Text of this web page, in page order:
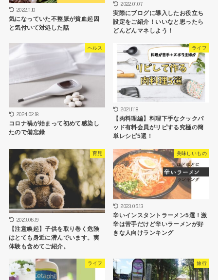
2022.11.10
気になっていた不整脈が貧血起因
と気付いて対処した話
2022.01.07
実際にブログに導入したお役立ち
設定をご紹介！いいなと思ったら
どんどんマネしよう！
ヘルス
2024.02.18
コロナ禍が始まって初めて感染し
たので備忘録
ライフ
2021.11.18
【肉料理編】料理下手なクックパ
ッド有料会員がリピする究極の簡
単レシピ5選！
育児
2023.06.19
【注意喚起】子供を取り巻く危険
はとても身近に潜んでいます。実
体験も含めてご紹介。
美味しいもの
2023.05.13
辛いインスタントラーメン5選！激
辛は苦手だけど辛いラーメンが好
きな人向けランキング
ライフ 旅行